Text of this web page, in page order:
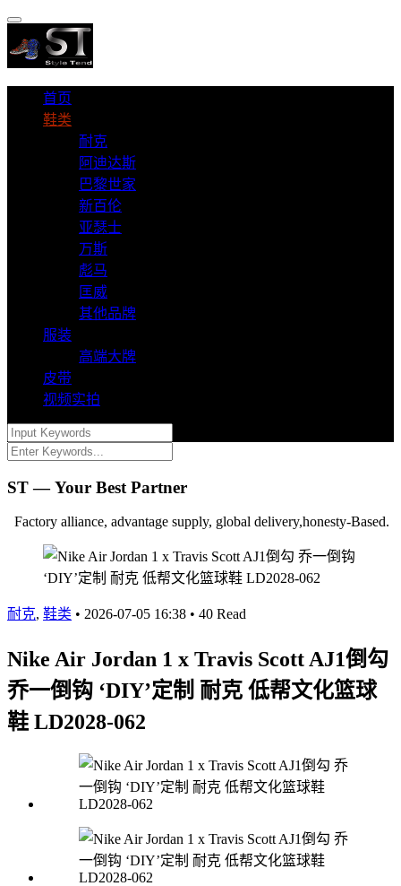
首页
鞋类
耐克
阿迪达斯
巴黎世家
新百伦
亚瑟士
万斯
彪马
匡威
其他品牌
服装
高端大牌
皮带
视频实拍
ST — Your Best Partner
Factory alliance, advantage supply, global delivery,honesty-Based.
耐克, 鞋类 • 2026-07-05 16:38 • 40 Read
Nike Air Jordan 1 x Travis Scott AJ1倒勾
乔一倒钩 ‘DIY’定制 耐克 低帮文化篮球
鞋 LD2028-062